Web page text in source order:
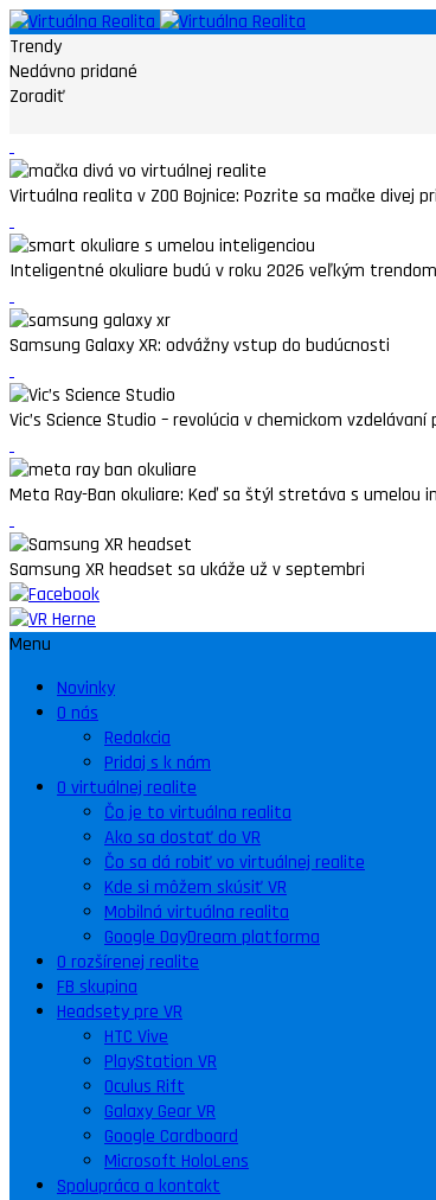
Trendy
Nedávno pridané
Zoradiť
Virtuálna realita v ZOO Bojnice: Pozrite sa mačke divej
Inteligentné okuliare budú v roku 2026 veľkým trendom
Samsung Galaxy XR: odvážny vstup do budúcnosti
Vic’s Science Studio – revolúcia v chemickom
Meta Ray-Ban okuliare: Keď sa štýl stretáva s umelou
Samsung XR headset sa ukáže už v septembri
Menu
Novinky
O nás
Redakcia
Pridaj s k nám
O virtuálnej realite
Čo je to virtuálna realita
Ako sa dostať do VR
Čo sa dá robiť vo virtuálnej realite
Kde si môžem skúsiť VR
Mobilná virtuálna realita
Google DayDream platforma
O rozšírenej realite
FB skupina
Headsety pre VR
HTC Vive
PlayStation VR
Oculus Rift
Galaxy Gear VR
Google Cardboard
Microsoft HoloLens
Spolupráca a kontakt